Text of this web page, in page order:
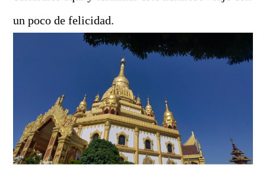
un poco de felicidad.